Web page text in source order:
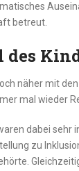
betreut.
des
näher mit
mal wieder
dabei sehr
zu